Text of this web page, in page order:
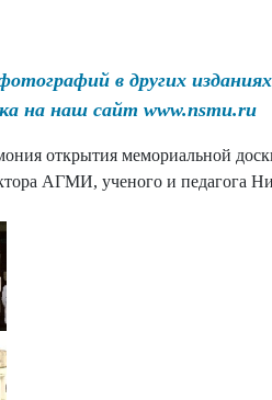
в других
на наш сайт www.nsmu.ru
открытия мемориальной
АГМИ, ученого и педагога